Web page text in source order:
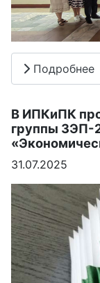
Подробнее
В ИПКиПК
группы ЗЭП-
31.07.2025